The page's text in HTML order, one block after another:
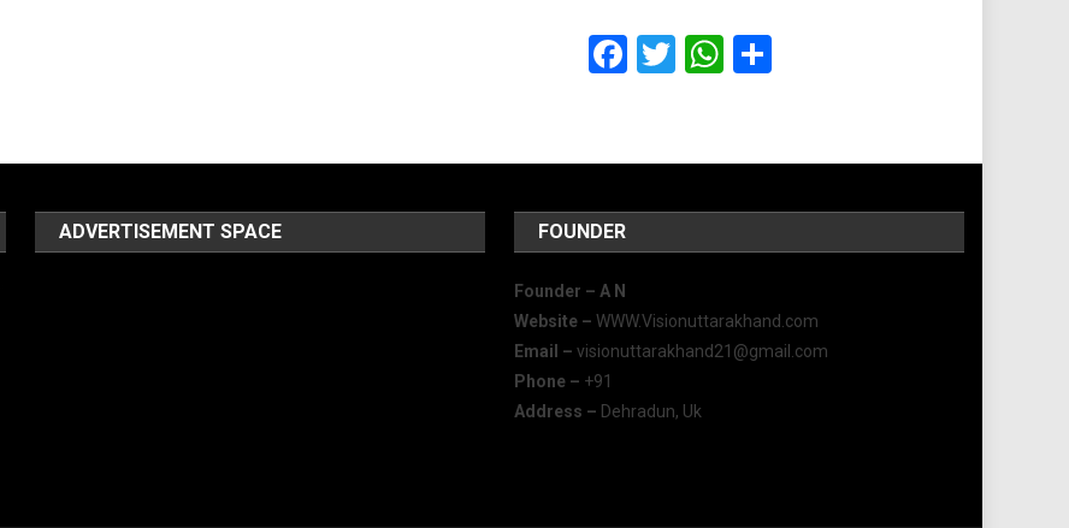
Facebook
TwitterWhatsApp
ADVERTISEMENT SPACE FOUNDER
Founder – A N
Website – WWW.Visionuttarakhand.com
Email – visionuttarakhand21@gmail.com
Phone – +91
Address – Dehradun, Uk